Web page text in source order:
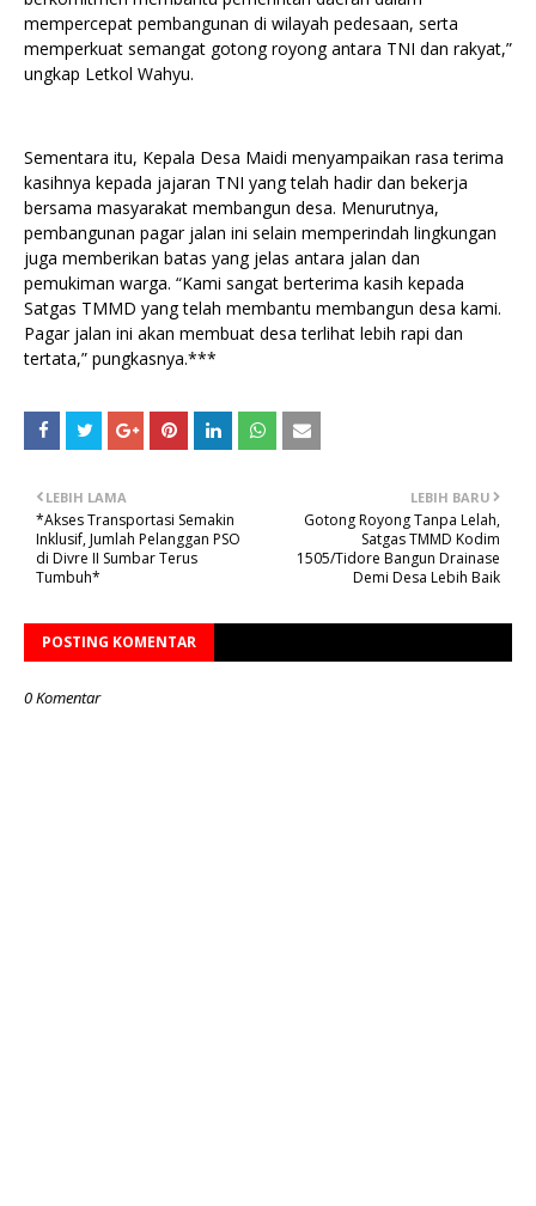
mempercepat pembangunan di wilayah pedesaan, serta
memperkuat semangat gotong royong antara TNI dan rakyat,”
ungkap Letkol Wahyu.
Sementara itu, Kepala Desa Maidi menyampaikan rasa terima
kasihnya kepada jajaran TNI yang telah hadir dan bekerja
bersama masyarakat membangun desa. Menurutnya,
pembangunan pagar jalan ini selain memperindah lingkungan
juga memberikan batas yang jelas antara jalan dan
pemukiman warga. “Kami sangat berterima kasih kepada
Satgas TMMD yang telah membantu membangun desa kami.
Pagar jalan ini akan membuat desa terlihat lebih rapi dan
tertata,” pungkasnya.***
LEBIH BARU
Gotong Royong Tanpa Lelah,
Satgas TMMD Kodim
1505/Tidore Bangun Drainase
Demi Desa Lebih Baik
LEBIH LAMA
*Akses Transportasi Semakin
Inklusif, Jumlah Pelanggan PSO
di Divre II Sumbar Terus
Tumbuh*
POSTING KOMENTAR
0 Komentar